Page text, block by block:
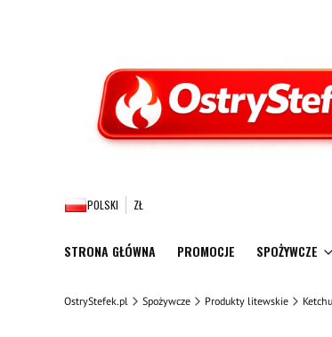
POLSKI ZŁ
STRONA GŁÓWNA PROMOCJE SPOŻYWCZE
OstryStefek.pl Spożywcze Produkty litewskie